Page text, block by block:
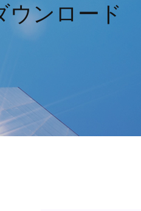
ウンロード